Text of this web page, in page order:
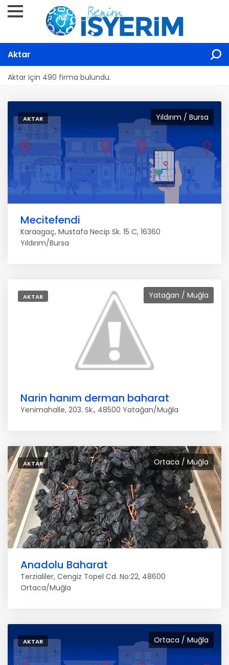
Aktar
Aktar için 490 firma bulundu.
Yıldırım / Bursa
AKTAR
Mecitefendi
Karaagaç, Mustafa Necip Sk. 15 C, 16360
Yıldırım/Bursa
Yatağan / Muğla
AKTAR
Narin hanım derman baharat
Yenimahalle, 203. Sk., 48500 Yatağan/Muğla
Ortaca / Muğla
AKTAR
Anadolu Baharat
Terzialiler, Cengiz Topel Cd. No:22, 48600
Ortaca/Muğla
Ortaca / Muğla
AKTAR